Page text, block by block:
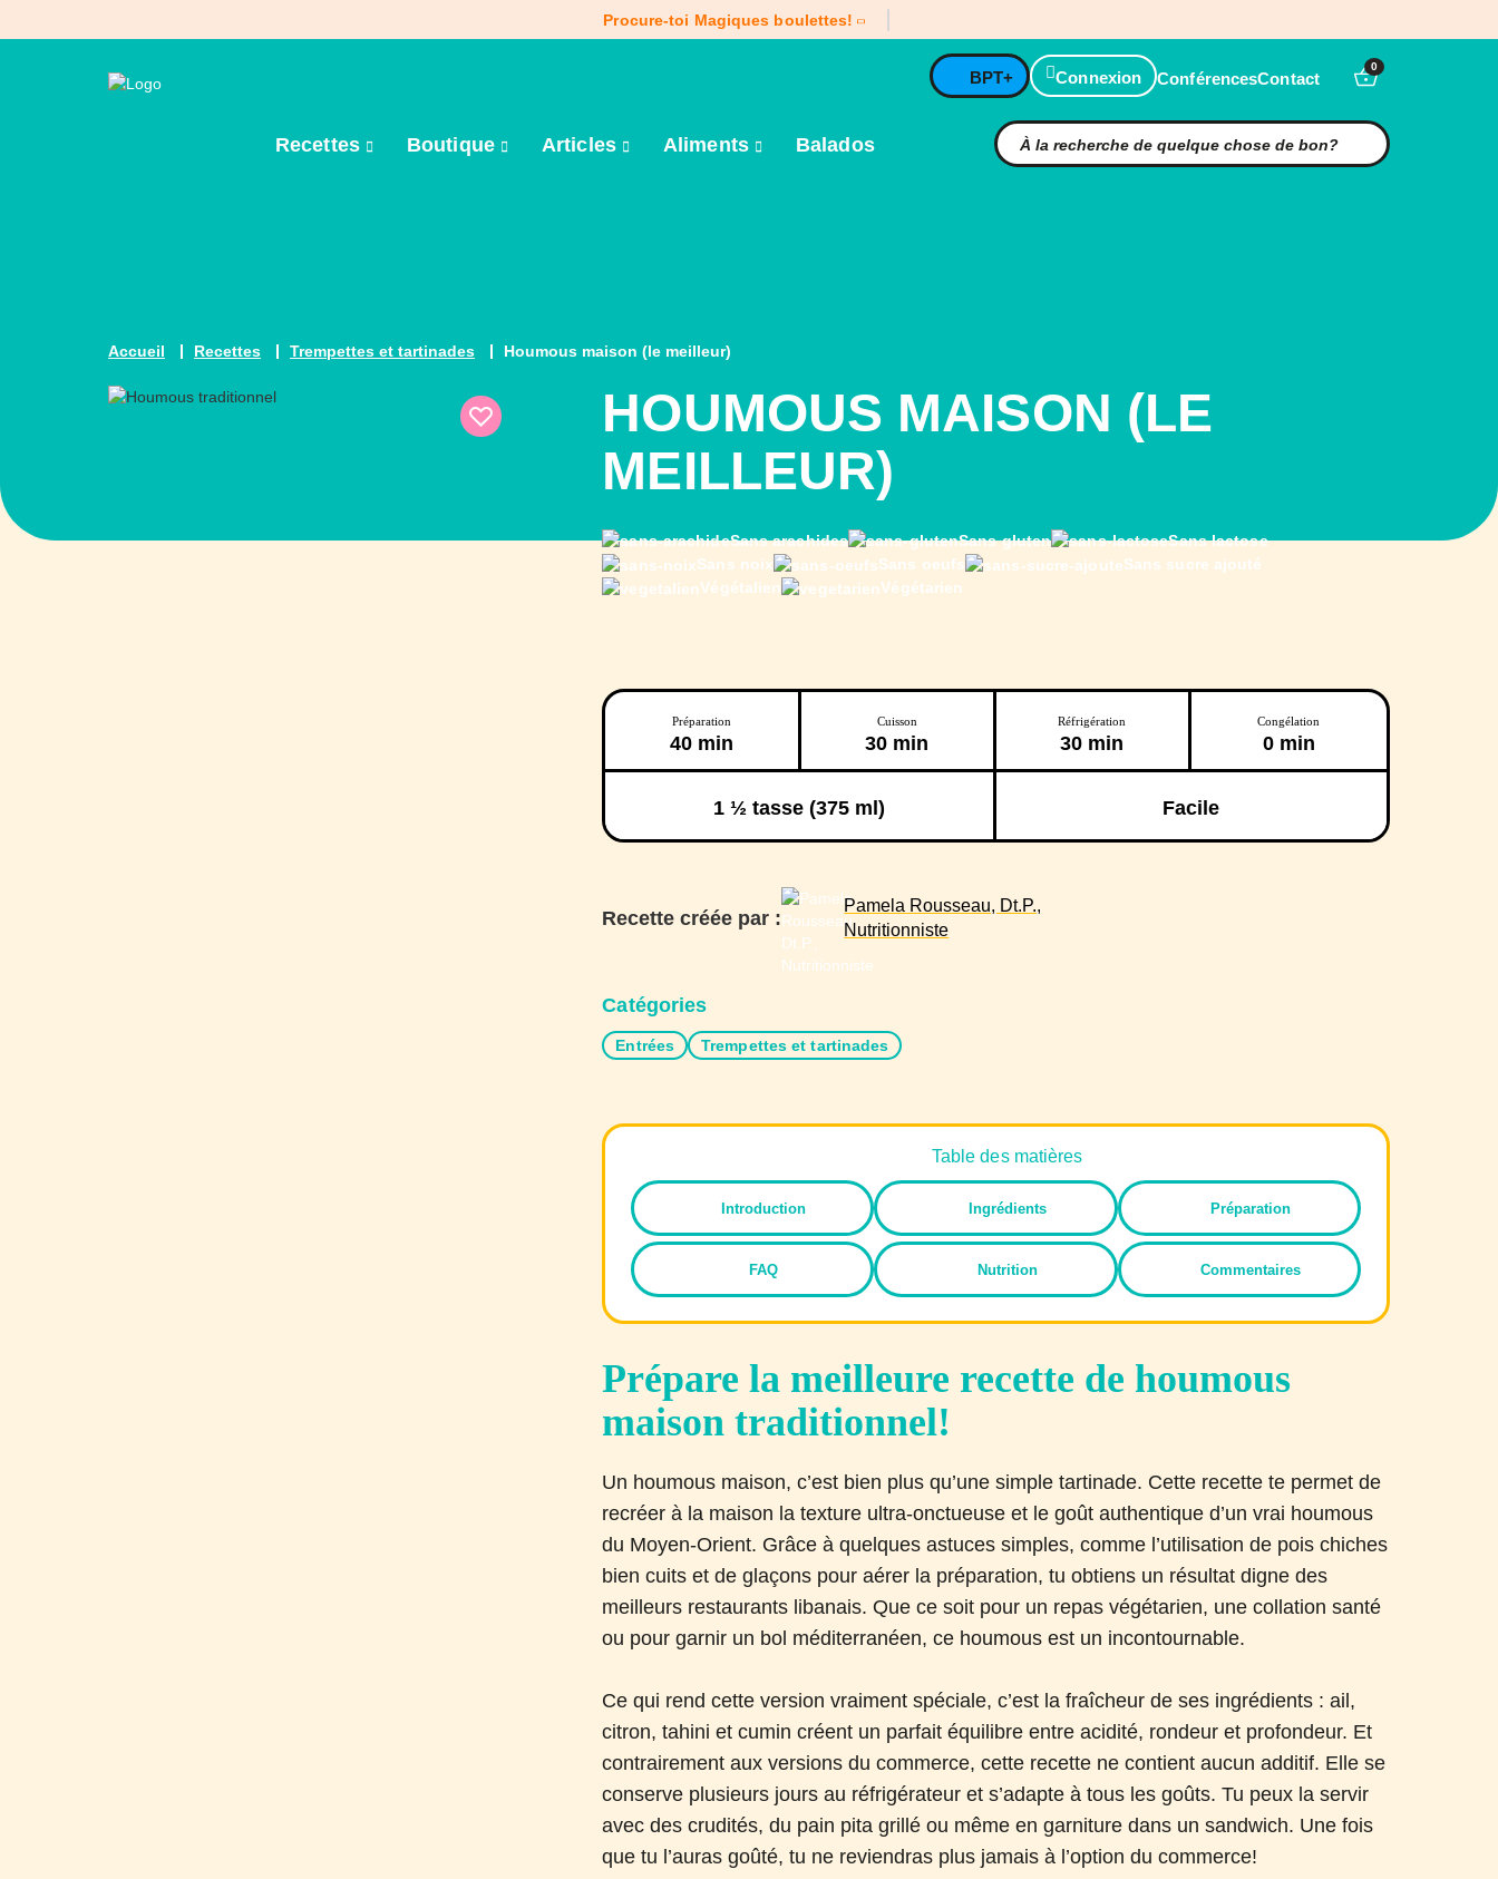
Procure-toi Magiques boulettes!
BPT+ Connexion ConférencesContact
0
Recettes Boutique Articles Aliments Balados
Accueil Recettes Trempettes et tartinades Houmous maison (le meilleur)
HOUMOUS MAISON (LE
MEILLEUR)
Sans arachides Sans gluten
Sans lactose
Sans noix
Sans oeufs
Sans sucre ajouté
Végétalien
Végétarien
Préparation
40 min
Cuisson
30 min
Réfrigération
30 min
Congélation
0 min
1½ tasse (375 ml) Facile
Recette créée par :
Pamela Rousseau, Dt.P.,
Nutritionniste
Catégories
Entrées Trempettes et tartinades
Table des matières
Introduction Ingrédients Préparation
FAQ Nutrition Commentaires
Prépare la meilleure recette de houmous
maison traditionnel!
Un houmous maison, c’est bien plus qu’une simple tartinade. Cette recette te permet de
recréer à la maison la texture ultra-onctueuse et le goût authentique d’un vrai houmous
du Moyen-Orient. Grâce à quelques astuces simples, comme l’utilisation de pois chiches
bien cuits et de glaçons pour aérer la préparation, tu obtiens un résultat digne des
meilleurs restaurants libanais. Que ce soit pour un repas végétarien, une collation santé
ou pour garnir un bol méditerranéen, ce houmous est un incontournable.
Ce qui rend cette version vraiment spéciale, c’est la fraîcheur de ses ingrédients : ail,
citron, tahini et cumin créent un parfait équilibre entre acidité, rondeur et profondeur. Et
contrairement aux versions du commerce, cette recette ne contient aucun additif. Elle se
conserve plusieurs jours au réfrigérateur et s’adapte à tous les goûts. Tu peux la servir
avec des crudités, du pain pita grillé ou même en garniture dans un sandwich. Une fois
que tu l’auras goûté, tu ne reviendras plus jamais à l’option du commerce!